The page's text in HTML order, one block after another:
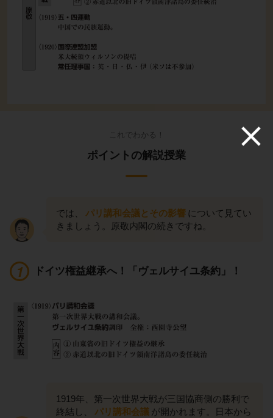
これでわかる！
ポイントの解説授業
では、 パリ講和会議とその影響 について見てい
きましょう。原敬内閣の続きですね。
ドイツ権益継承へ！「ヴェルサイユ条約」！
1919年、第一次世界大戦が三国協商側の勝利で
終結し、
パリ講和会議 が開かれます。日本から